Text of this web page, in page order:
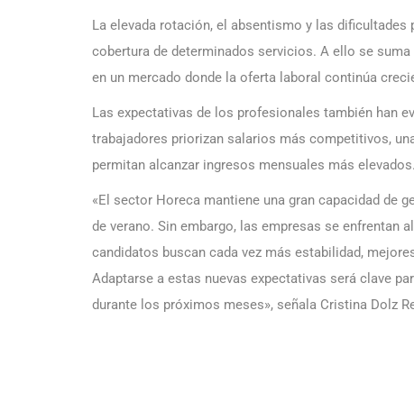
La elevada rotación, el absentismo y las
cobertura de determinados servicios. A ello se
en un mercado donde la oferta laboral continúa
Las expectativas de los profesionales también han
trabajadores priorizan salarios más competitivos,
permitan alcanzar ingresos mensuales más elevados.
«El sector Horeca mantiene una gran capacidad de
de verano. Sin embargo, las empresas se enfrentan
candidatos buscan cada vez más estabilidad,
Adaptarse a estas nuevas expectativas será clave
durante los próximos meses», señala Cristina Dolz